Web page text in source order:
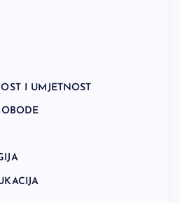
I UMJETNOST